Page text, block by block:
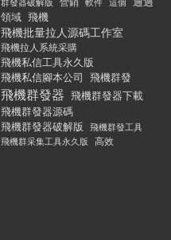
群發器破解版 營銷 軟件 這個
領域 飛機
飛機批量拉人源碼工作室
飛機拉人系統采購
飛機私信工具永久版
飛機私信腳本公司
飛機群發
飛機群發器 飛機群發器下載
飛機群發器源碼
飛機群發器破解版
飛機群發工具
飛機群采集工具永久版
高效